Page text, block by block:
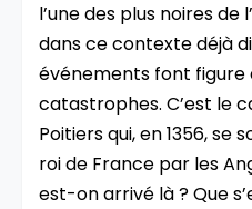
l’une des plus noires de
dans ce contexte déjà
événements font figure
catastrophes. C’est le
Poitiers qui, en 1356, se
roi de France par les
est-on arrivé là ? Que